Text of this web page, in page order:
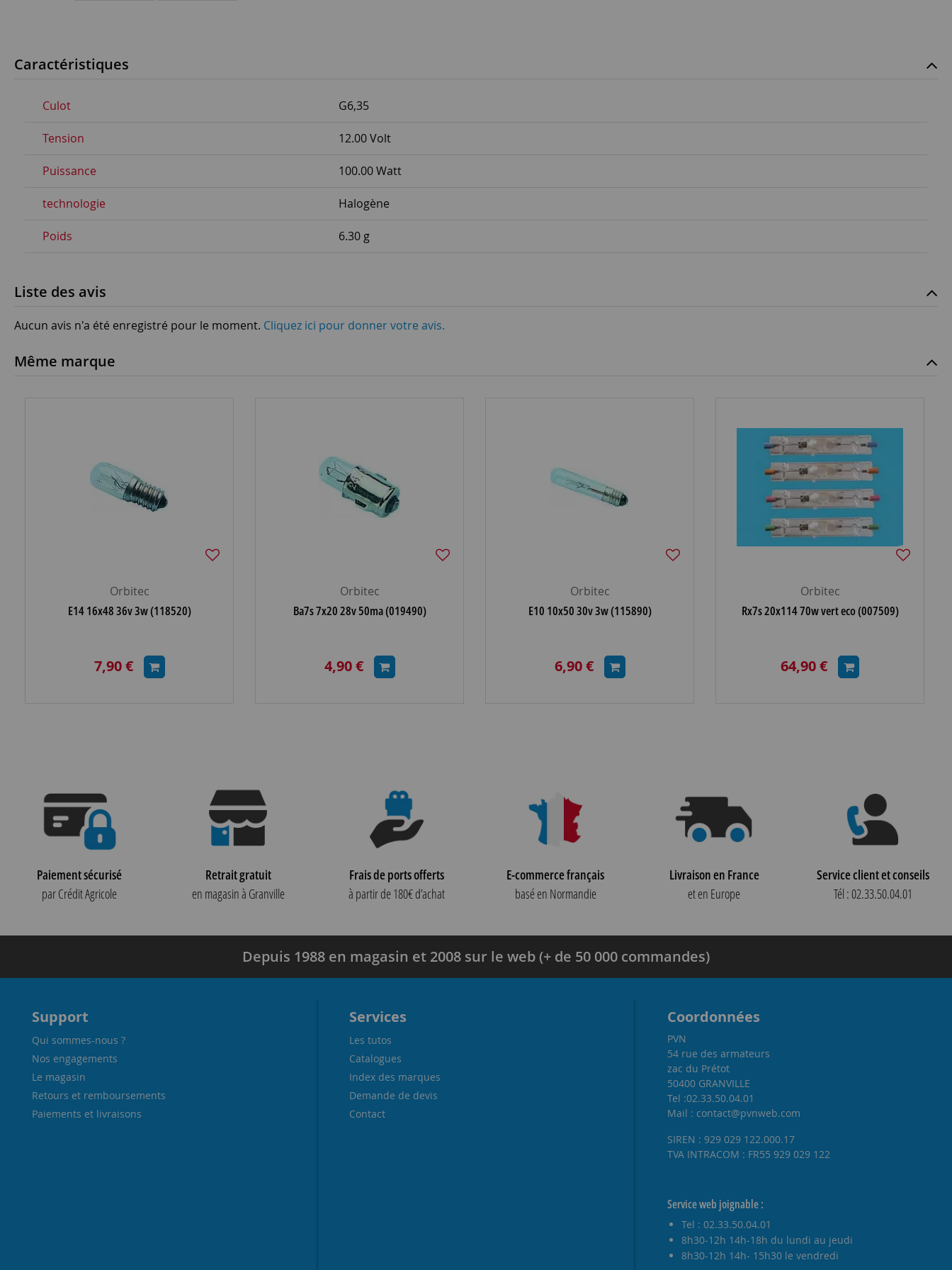
Caractéristiques
Culot G6,35
Tension 12.00 Volt
Puissance 100.00 Watt
technologie Halogène
Poids 6.30 g
Liste des avis
Aucun avis n'a été enregistré pour le moment. Cliquez ici pour donner votre avis.
Même marque
Orbitec
E14 16x48 36v 3w (118520)
7,90 €
Orbitec
Ba7s 7x20 28v 50ma (019490)
4,90 €
Orbitec
E10 10x50 30v 3w (115890)
6,90 €
Orbitec
Rx7s 20x114 70w vert eco (007509)
64,90 €
Paiement sécurisé
par Crédit Agricole
Retrait gratuit
en magasin à Granville
Frais de ports offerts
à partir de 180€ d’achat
E-commerce français
basé en Normandie
Livraison en France
et en Europe
Service client et conseils
Tél : 02.33.50.04.01
Depuis 1988 en magasin et 2008 sur le web (+ de 50 000 commandes)
Support
Qui sommes-nous ?
Nos engagements
Le magasin
Retours et remboursements
Paiements et livraisons
Services
Les tutos
Catalogues
Index des marques
Demande de devis
Contact
Coordonnées
PVN
54 rue des armateurs
zac du Prétot
50400 GRANVILLE
Tel :02.33.50.04.01
Mail : contact@pvnweb.com
SIREN : 929 029 122.000.17
TVA INTRACOM : FR55 929 029 122
Service web joignable :
Tel : 02.33.50.04.01
8h30-12h 14h-18h du lundi au jeudi
8h30-12h 14h- 15h30 le vendredi